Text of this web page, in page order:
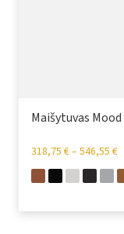
Maišytuvas Mood
318,75 €– 546,55 €